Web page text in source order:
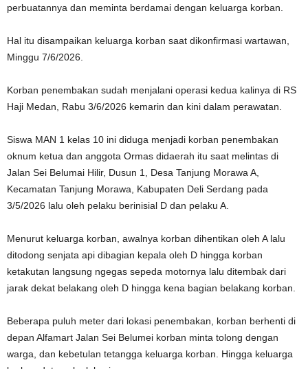
perbuatannya dan meminta berdamai dengan keluarga korban.
Hal itu disampaikan keluarga korban saat dikonfirmasi wartawan,
Minggu 7/6/2026.
Korban penembakan sudah menjalani operasi kedua kalinya di RS
Haji Medan, Rabu 3/6/2026 kemarin dan kini dalam perawatan.
Siswa MAN 1 kelas 10 ini diduga menjadi korban penembakan
oknum ketua dan anggota Ormas didaerah itu saat melintas di
Jalan Sei Belumai Hilir, Dusun 1, Desa Tanjung Morawa A,
Kecamatan Tanjung Morawa, Kabupaten Deli Serdang pada
3/5/2026 lalu oleh pelaku berinisial D dan pelaku A.
Menurut keluarga korban, awalnya korban dihentikan oleh A lalu
ditodong senjata api dibagian kepala oleh D hingga korban
ketakutan langsung ngegas sepeda motornya lalu ditembak dari
jarak dekat belakang oleh D hingga kena bagian belakang korban.
Beberapa puluh meter dari lokasi penembakan, korban berhenti di
depan Alfamart Jalan Sei Belumei korban minta tolong dengan
warga, dan kebetulan tetangga keluarga korban. Hingga keluarga